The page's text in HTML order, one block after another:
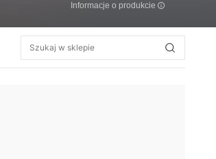
Informacje o produkcie